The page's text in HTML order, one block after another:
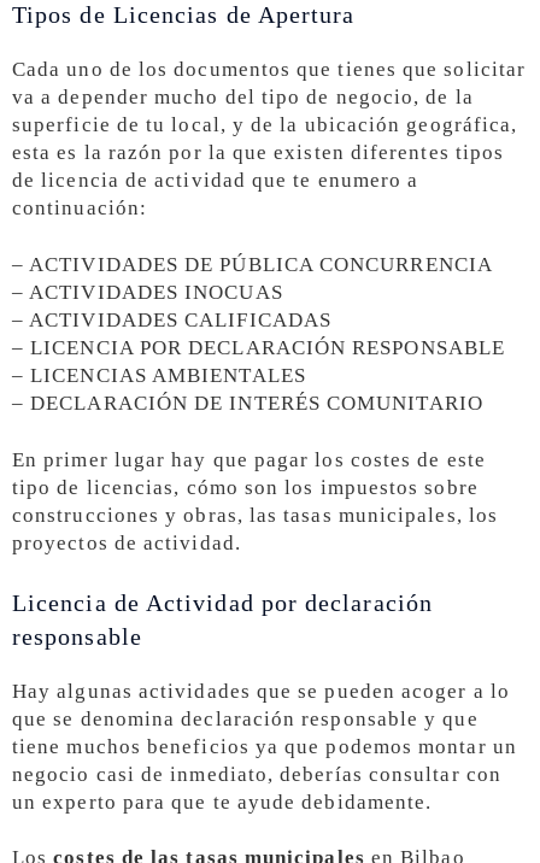
Tipos de Licencias de Apertura
Cada uno de los documentos que tienes que solicitar
va a depender mucho del tipo de negocio, de la
superficie de tu local, y de la ubicación geográfica,
esta es la razón por la que existen diferentes tipos
de licencia de actividad que te enumero a
continuación:
– ACTIVIDADES DE PÚBLICA CONCURRENCIA
– ACTIVIDADES INOCUAS
– ACTIVIDADES CALIFICADAS
– LICENCIA POR DECLARACIÓN RESPONSABLE
– LICENCIAS AMBIENTALES
– DECLARACIÓN DE INTERÉS COMUNITARIO
En primer lugar hay que pagar los costes de este
tipo de licencias, cómo son los impuestos sobre
construcciones y obras, las tasas municipales, los
proyectos de actividad.
Licencia de Actividad por declaración
responsable
Hay algunas actividades que se pueden acoger a lo
que se denomina declaración responsable y que
tiene muchos beneficios ya que podemos montar un
negocio casi de inmediato, deberías consultar con
un experto para que te ayude debidamente.
Loscostes de las tasas municipales en Bilbao